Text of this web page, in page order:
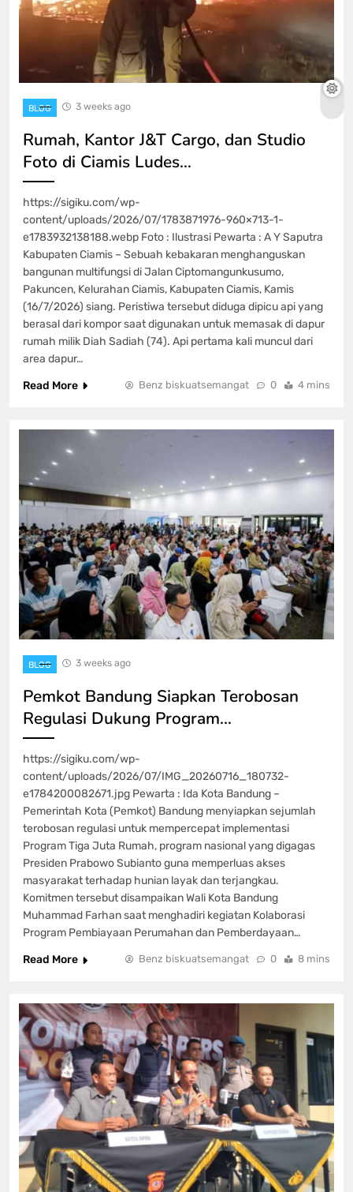
BLOG 3 weeks ago
Rumah, Kantor J&T Cargo, dan Studio
Foto di Ciamis Ludes…
https://sigiku.com/wp-
content/uploads/2026/07/1783871976-960×713-1-
e1783932138188.webp Foto : Ilustrasi Pewarta : A Y Saputra
Kabupaten Ciamis – Sebuah kebakaran menghanguskan
bangunan multifungsi di Jalan Ciptomangunkusumo,
Pakuncen, Kelurahan Ciamis, Kabupaten Ciamis, Kamis
(16/7/2026) siang. Peristiwa tersebut diduga dipicu api yang
berasal dari kompor saat digunakan untuk memasak di dapur
rumah milik Diah Sadiah (74). Api pertama kali muncul dari
area dapur…
Read More
Benz biskuatsemangat 0 4 mins
BLOG 3 weeks ago
Pemkot Bandung Siapkan Terobosan
Regulasi Dukung Program…
https://sigiku.com/wp-
content/uploads/2026/07/IMG_20260716_180732-
e1784200082671.jpg Pewarta : Ida Kota Bandung –
Pemerintah Kota (Pemkot) Bandung menyiapkan sejumlah
terobosan regulasi untuk mempercepat implementasi
Program Tiga Juta Rumah, program nasional yang digagas
Presiden Prabowo Subianto guna memperluas akses
masyarakat terhadap hunian layak dan terjangkau.
Komitmen tersebut disampaikan Wali Kota Bandung
Muhammad Farhan saat menghadiri kegiatan Kolaborasi
Program Pembiayaan Perumahan dan Pemberdayaan…
Read More
Benz biskuatsemangat 0 8 mins